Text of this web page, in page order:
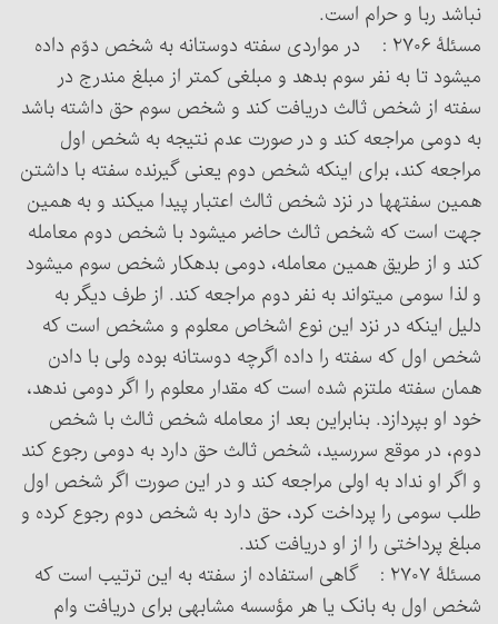
نباشد ربا و حرام است.
مسئلۀ ۲۷۰۶ : در مواردی سفته دوستانه به شخص دوّم داده
می‏شود تا به نفر سوم بدهد و مبلغی کمتر از مبلغ مندرج در
سفته از شخص ثالث دریافت کند و شخص سوم حق داشته باشد
به دومی مراجعه کند و در صورت عدم نتیجه به شخص اول
مراجعه کند، برای اینکه شخص دوم یعنی گیرنده سفته با داشتن
همین سفته‏ها در نزد شخص ثالث اعتبار پیدا می‏کند و به همین
جهت است که شخص ثالث حاضر می‏شود با شخص دوم معامله
کند و از طریق همین معامله، دومی بدهکار شخص سوم می‏شود
و لذا سومی می‏تواند به نفر دوم مراجعه کند. از طرف دیگر به
دلیل اینکه در نزد این نوع اشخاص معلوم و مشخص است که
شخص اول که سفته را داده اگرچه دوستانه بوده ولی با دادن
همان سفته ملتزم شده است که مقدار معلوم را اگر دومی ندهد،
خود او بپردازد. بنابراین بعد از معامله شخص ثالث با شخص
دوم، در موقع سررسید، شخص ثالث حق دارد به دومی رجوع کند
و اگر او نداد به اولی مراجعه کند و در این صورت اگر شخص اول
طلب سومی را پرداخت کرد، حق دارد به شخص دوم رجوع کرده و
مبلغ پرداختی را از او دریافت کند.
مسئلۀ ۲۷۰۷ : گاهی استفاده از سفته به این ترتیب است که
شخص اول به بانک یا هر مؤسسه مشابهی برای دریافت وام